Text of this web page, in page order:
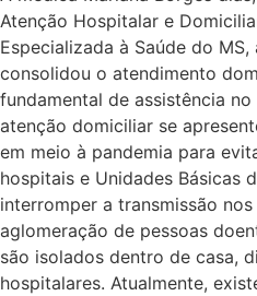
Atenção Hospitalar e
Especializada à Saúde do
consolidou o atendimento
fundamental de assistência no
atenção domiciliar se
em meio à pandemia para
hospitais e Unidades Básicas
interromper a transmissão
aglomeração de pessoas
são isolados dentro de casa,
hospitalares. Atualmente,